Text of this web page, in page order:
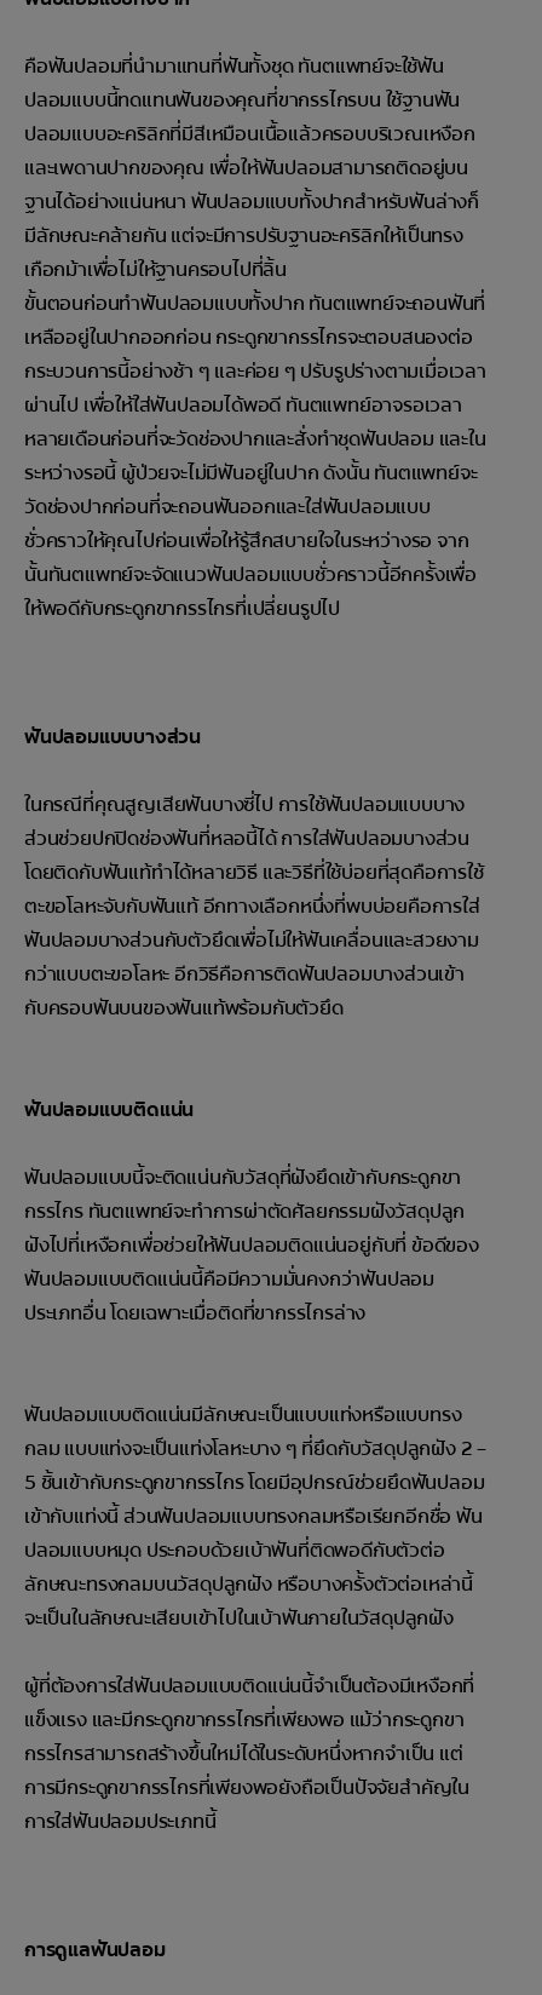
คือฟันปลอมที่นำมาแทนที่ฟันทั้งชุด ทันตแพทย์จะใช้ฟัน
ปลอมแบบนี้ทดแทนฟันของคุณที่ขากรรไกรบน ใช้ฐานฟัน
ปลอมแบบอะคริลิกที่มีสีเหมือนเนื้อแล้วครอบบริเวณเหงือก
และเพดานปากของคุณ เพื่อให้ฟันปลอมสามารถติดอยู่บน
ฐานได้อย่างแน่นหนา ฟันปลอมแบบทั้งปากสำหรับฟันล่างก็
มีลักษณะคล้ายกัน แต่จะมีการปรับฐานอะคริลิกให้เป็นทรง
เกือกม้าเพื่อไม่ให้ฐานครอบไปที่ลิ้น
ขั้นตอนก่อนทำฟันปลอมแบบทั้งปาก ทันตแพทย์จะถอนฟันที่
เหลืออยู่ในปากออกก่อน กระดูกขากรรไกรจะตอบสนองต่อ
กระบวนการนี้อย่างช้า ๆ และค่อย ๆ ปรับรูปร่างตามเมื่อเวลา
ผ่านไป เพื่อให้ใส่ฟันปลอมได้พอดี ทันตแพทย์อาจรอเวลา
หลายเดือนก่อนที่จะวัดช่องปากและสั่งทำชุดฟันปลอม และใน
ระหว่างรอนี้ ผู้ป่วยจะไม่มีฟันอยู่ในปาก ดังนั้น ทันตแพทย์จะ
วัดช่องปากก่อนที่จะถอนฟันออกและใส่ฟันปลอมแบบ
ชั่วคราวให้คุณไปก่อนเพื่อให้รู้สึกสบายใจในระหว่างรอ จาก
นั้นทันตแพทย์จะจัดแนวฟันปลอมแบบชั่วคราวนี้อีกครั้งเพื่อ
ให้พอดีกับกระดูกขากรรไกรที่เปลี่ยนรูปไป
ฟันปลอมแบบบางส่วน
ในกรณีที่คุณสูญเสียฟันบางซี่ไป การใช้ฟันปลอมแบบบาง
ส่วนช่วยปกปิดช่องฟันที่หลอนี้ได้ การใส่ฟันปลอมบางส่วน
โดยติดกับฟันแท้ทำได้หลายวิธี และวิธีที่ใช้บ่อยที่สุดคือการใช้
ตะขอโลหะจับกับฟันแท้ อีกทางเลือกหนึ่งที่พบบ่อยคือการใส่
ฟันปลอมบางส่วนกับตัวยึดเพื่อไม่ให้ฟันเคลื่อนและสวยงาม
กว่าแบบตะขอโลหะ อีกวิธีคือการติดฟันปลอมบางส่วนเข้า
กับครอบฟันบนของฟันแท้พร้อมกับตัวยึด
ฟันปลอมแบบติดแน่น
ฟันปลอมแบบนี้จะติดแน่นกับวัสดุที่ฝังยึดเข้ากับกระดูกขา
กรรไกร ทันตแพทย์จะทำการผ่าตัดศัลยกรรมฝังวัสดุปลูก
ฝังไปที่เหงือกเพื่อช่วยให้ฟันปลอมติดแน่นอยู่กับที่ ข้อดีของ
ฟันปลอมแบบติดแน่นนี้คือมีความมั่นคงกว่าฟันปลอม
ประเภทอื่น โดยเฉพาะเมื่อติดที่ขากรรไกรล่าง
ฟันปลอมแบบติดแน่นมีลักษณะเป็นแบบแท่งหรือแบบทรง
กลม แบบแท่งจะเป็นแท่งโลหะบาง ๆ ที่ยึดกับวัสดุปลูกฝัง 2 –
5 ชิ้นเข้ากับกระดูกขากรรไกร โดยมีอุปกรณ์ช่วยยึดฟันปลอม
เข้ากับแท่งนี้ ส่วนฟันปลอมแบบทรงกลมหรือเรียกอีกชื่อ ฟัน
ปลอมแบบหมุด ประกอบด้วยเบ้าฟันที่ติดพอดีกับตัวต่อ
ลักษณะทรงกลมบนวัสดุปลูกฝัง หรือบางครั้งตัวต่อเหล่านี้
จะเป็นในลักษณะเสียบเข้าไปในเบ้าฟันภายในวัสดุปลูกฝัง
ผู้ที่ต้องการใส่ฟันปลอมแบบติดแน่นนี้จำเป็นต้องมีเหงือกที่
แข็งแรง และมีกระดูกขากรรไกรที่เพียงพอ แม้ว่ากระดูกขา
กรรไกรสามารถสร้างขึ้นใหม่ได้ในระดับหนึ่งหากจำเป็น แต่
การมีกระดูกขากรรไกรที่เพียงพอยังถือเป็นปัจจัยสำคัญใน
การใส่ฟันปลอมประเภทนี้
การดูแลฟันปลอม